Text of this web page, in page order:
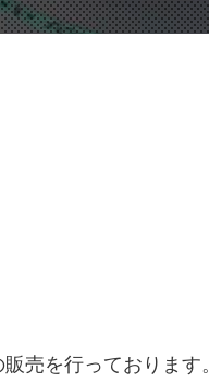
売を行っております。